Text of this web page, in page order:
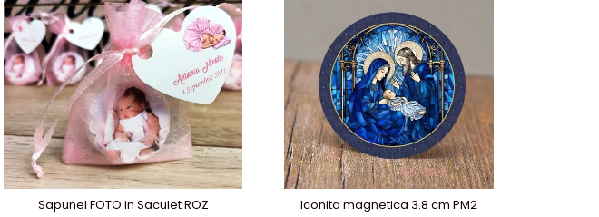
Sapunel FOTO in Saculet ROZ Iconita magnetica 3.8 cm PM2